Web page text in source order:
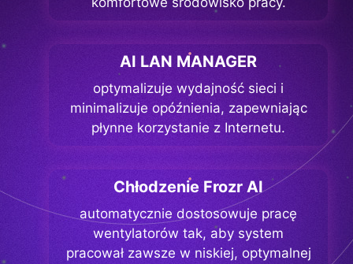
AI LAN MANAGER
optymalizuje wydajność sieci i
minimalizuje opóźnienia, zapewniając
płynne korzystanie z Internetu.
Chłodzenie Frozr AI
automatycznie dostosowuje pracę
wentylatorów tak, aby system
pracował zawsze w niskiej, optymalnej